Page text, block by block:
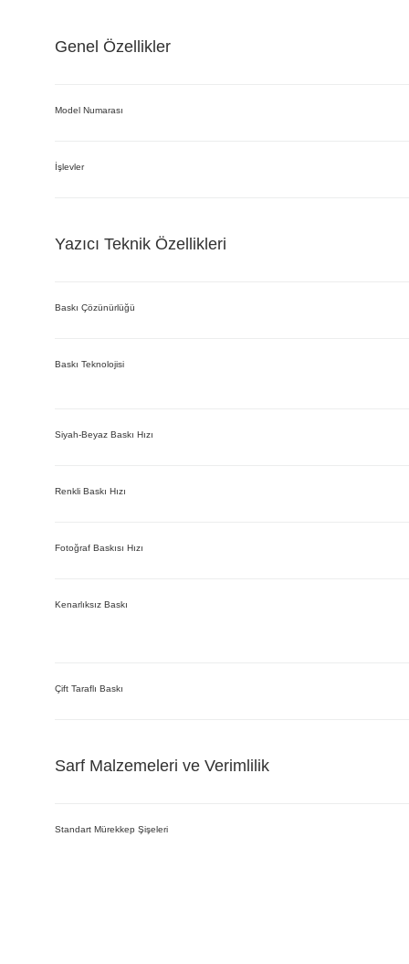
Genel Özellikler
Model Numarası
İşlevler
Yazıcı Teknik Özellikleri
Baskı Çözünürlüğü
Baskı Teknolojisi
Siyah-Beyaz Baskı Hızı
Renkli Baskı Hızı
Fotoğraf Baskısı Hızı
Kenarlıksız Baskı
Çift Taraflı Baskı
Sarf Malzemeleri ve Verimlilik
Standart Mürekkep Şişeleri